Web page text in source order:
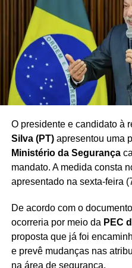
apresentada no contexto do
O Estádio Municipal 1º de
histórica com os
servir novamente como
manifestação política
O presidente e candidato à
Silva (PT)apresentou uma
Ministério da Segurança
mandato. A medida consta
apresentado na sexta-feira
De acordo com o
ocorreria por meio da PEC
proposta que já foi
e prevê mudanças nas
na área de segurança.